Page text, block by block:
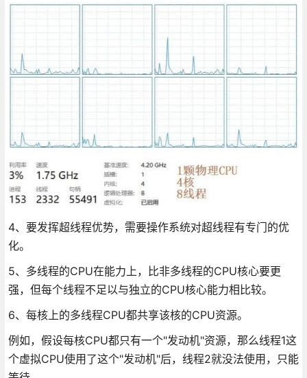
4、要发挥超线程优势，需要操作系统对超线程有专门的优
化。
5、多线程的CPU在能力上，比非多线程的CPU核心要更
强，但每个线程不足以与独立的CPU核心能力相比较。
6、每核上的多线程CPU都共享该核的CPU资源。
例如，假设每核CPU都只有一个"发动机"资源，那么线程1这
个虚拟CPU使用了这个"发动机"后，线程2就没法使用，只能